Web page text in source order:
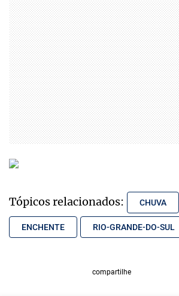
Tópicos relacionados: CHUVA
ENCHENTE RIO-GRANDE-DO-SUL
compartilhe